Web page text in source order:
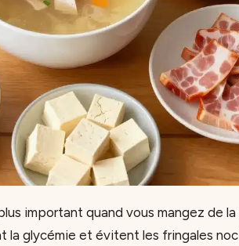
important quand vous mangez de la
la glycémie et évitent les fringales